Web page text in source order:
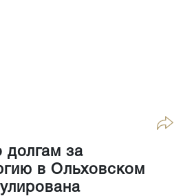
долгам за
в Ольховском